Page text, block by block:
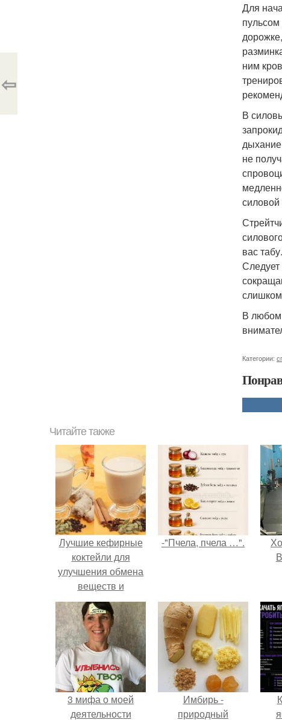
Для
ним
В
не
силовой
вас табу.
Следует
В любом
Категории:
⇦
Читайте также
Лучшие кефирные
коктейли для
улучшения обмена
веществ и
укрепления
иммунитета!
-"Пчела, пчела …".
3 мифа о моей
деятельности
Имбирь -
природный